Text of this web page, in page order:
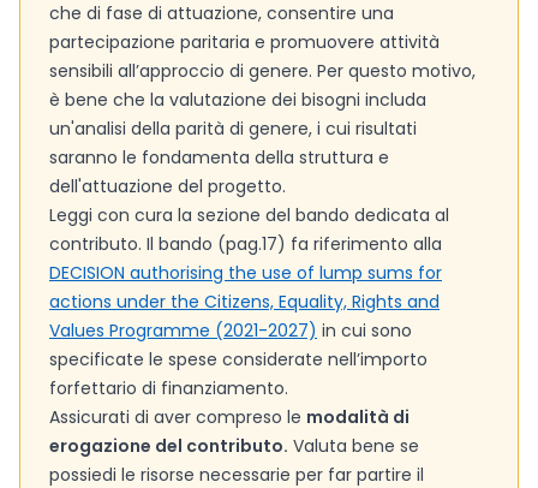
che di fase di attuazione, consentire una
partecipazione paritaria e promuovere attività
sensibili all’approccio di genere. Per questo motivo,
è bene che la valutazione dei bisogni includa
un'analisi della parità di genere, i cui risultati
saranno le fondamenta della struttura e
dell'attuazione del progetto.
Leggi con cura la sezione del bando dedicata al
contributo. Il bando (pag.17) fa riferimento alla
DECISION authorising the use of lump sums for
actions under the Citizens, Equality, Rights and
Values Programme (2021-2027) in cui sono
specificate le spese considerate nell’importo
forfettario di finanziamento.
Assicurati di aver compreso le modalità di
erogazione del contributo. Valuta bene se
possiedi le risorse necessarie per far partire il